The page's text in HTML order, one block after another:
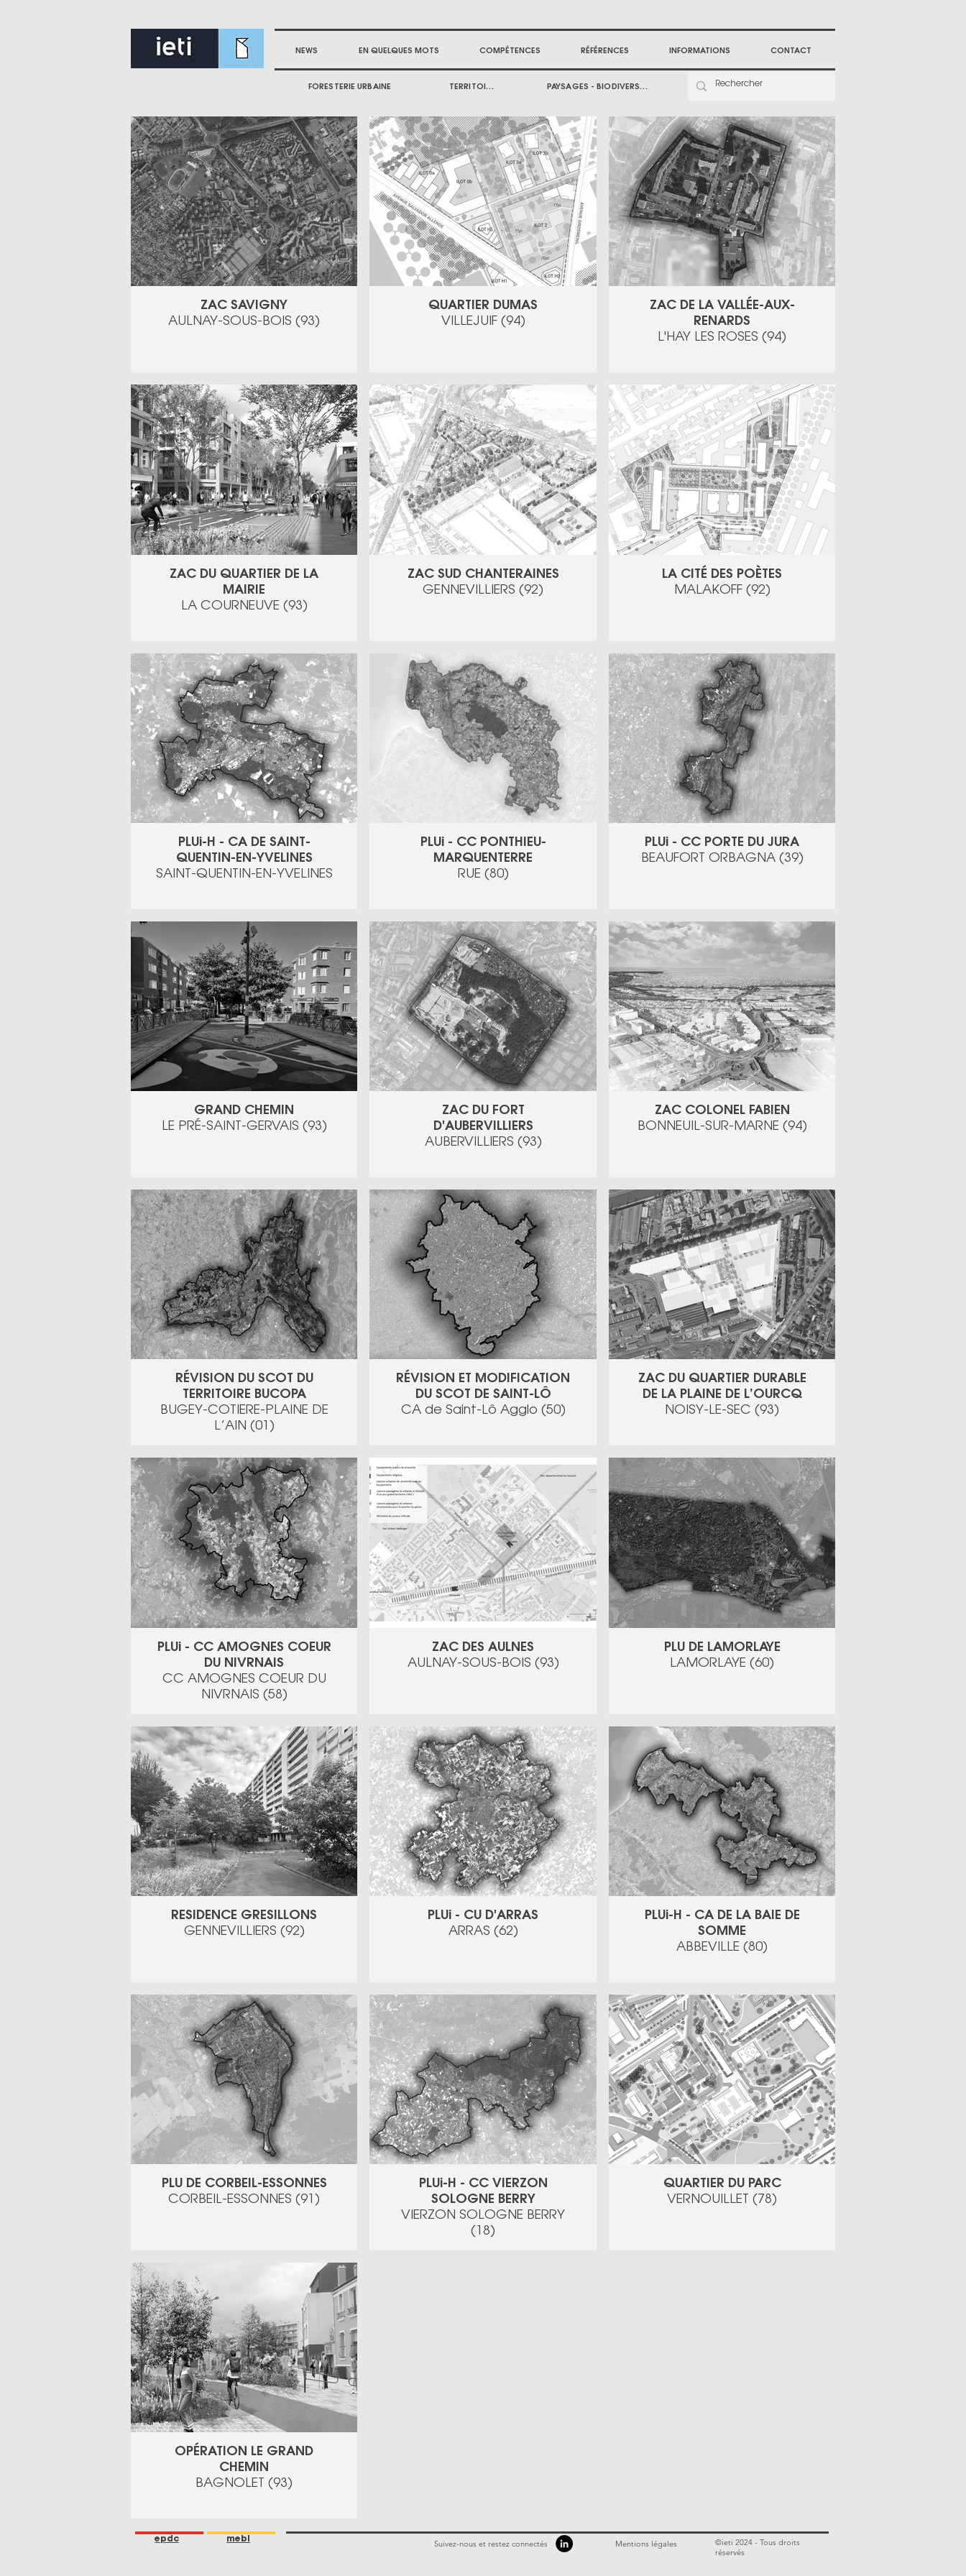
NEWS EN QUELQUES MOTS COMPÉTENCES RÉFÉRENCES INFORMATIONS CONTACT
TERRITOIRE PAYSAGES - BIODIVERSITÉ
FORESTERIE URBAINE
ZAC SAVIGNY
AULNAY-SOUS-BOIS (93)
QUARTIER DUMAS
VILLEJUIF (94)
ZAC DE LA VALLÉE-AUX-
RENARDS
L'HAY LES ROSES (94)
ZAC DU QUARTIER DE LA
MAIRIE
LA COURNEUVE (93)
ZAC SUD CHANTERAINES
GENNEVILLIERS (92)
LA CITÉ DES POÈTES
MALAKOFF (92)
PLUi-H - CA DE SAINT-
QUENTIN-EN-YVELINES
SAINT-QUENTIN-EN-YVELINES
PLUi - CC PONTHIEU-
MARQUENTERRE
RUE (80)
PLUi - CC PORTE DU JURA
BEAUFORT ORBAGNA (39)
GRAND CHEMIN
LE PRÉ-SAINT-GERVAIS (93)
ZAC DU FORT
D'AUBERVILLIERS
AUBERVILLIERS (93)
ZAC COLONEL FABIEN
BONNEUIL-SUR-MARNE (94)
RÉVISION DU SCOT DU
TERRITOIRE BUCOPA
BUGEY-COTIERE-PLAINE DE
L’AIN (01)
RÉVISION ET MODIFICATION
DU SCOT DE SAINT-LÔ
CA de Saint-Lô Agglo (50)
ZAC DU QUARTIER DURABLE
DE LA PLAINE DE L’OURCQ
NOISY-LE-SEC (93)
PLUi - CC AMOGNES COEUR
DU NIVRNAIS
CC AMOGNES COEUR DU
NIVRNAIS (58)
ZAC DES AULNES
AULNAY-SOUS-BOIS (93)
PLU DE LAMORLAYE
LAMORLAYE (60)
RESIDENCE GRESILLONS
GENNEVILLIERS (92)
PLUi - CU D'ARRAS
ARRAS (62)
PLUi-H - CA DE LA BAIE DE
SOMME
ABBEVILLE (80)
PLU DE CORBEIL-ESSONNES
CORBEIL-ESSONNES (91)
PLUi-H - CC VIERZON
SOLOGNE BERRY
VIERZON SOLOGNE BERRY
(18)
QUARTIER DU PARC
VERNOUILLET (78)
OPÉRATION LE GRAND
CHEMIN
BAGNOLET (93)
Mentions légales
epdc mebi
©ieti 2024 - Tous droits
réservés
Suivez-nous et restez connectés